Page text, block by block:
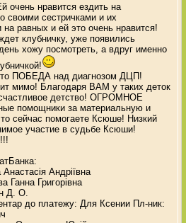
очень нравится ездить на
своими сестричками и их
равных и ей это очень нравится!
клубничку, уже появились
хожу посмотреть, а вдруг именно
ПОБЕДА над диагнозом ДЦП!
мимо! Благодаря ВАМ у таких деток
детство! ОГРОМНОЕ
помощники за материальную и
сейчас помогаете Ксюше! Низкий
участие в судьбе Ксюши!
Андріївна
Ганна Григорівна
Д. О.
до платежу: Для Ксении Пл-ник: